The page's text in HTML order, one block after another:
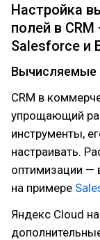
Настройка
полей в
Salesforce и
Вычисляемые
CRM в
упрощающий
инструменты,
настраивать.
оптимизации —
на примере
Яндекс Cloud